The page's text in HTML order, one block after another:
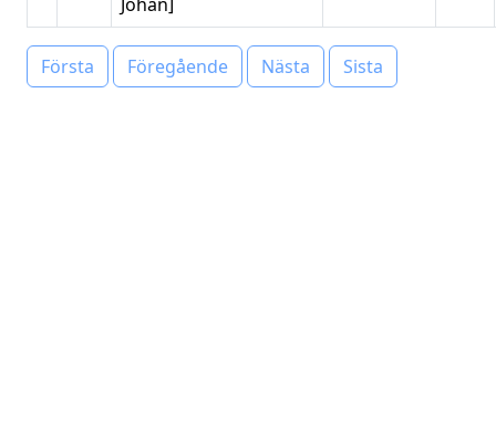
Första Föregående Nästa Sista